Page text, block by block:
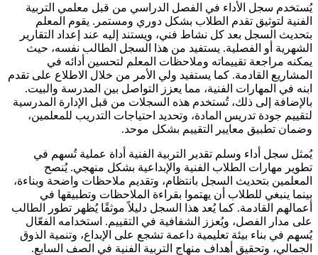
يُستخدم سجل الأداء في الفصل الدراسي من قبل معلمي التربية
الفنية لتوثيق تقدم الطلاب بشكل دوري ومستمر. يقوم المعلم
بتحديث السجل بعد كل نشاط فني، ويستند إليه عند إعداد التقارير
الشهرية أو الفصلية. يستفيد من هذا السجل الطالب نفسه، حيث
يمكنه مراجعة تقييماته وملاحظات المعلم لتحسين أدائه في
المشاريع القادمة. كما يستفيد ولي الأمر من خلال الاطلاع على تقدم
ابنه في المهارات الفنية، مما يعزز التواصل بين المدرسة والبيت.
بالإضافة إلى ذلك، تُستخدم هذه السجلات من قبل الإدارة المدرسية
لتقييم جودة تدريس المادة، وتحديد احتياجات التدريب للمعلمين،
وضمان تطبيق معايير التقييم بشكل موحد.
يُمثل سجل أداء وسلم تقدير التربية الفنية أداة عملية تُسهم في
تطوير مهارات الطلاب الفنية والإبداعية بشكل منهجي. يُنصح
المعلمين بتحديث السجل بانتظام، وتقديم ملاحظات واضحة وبناءة،
بينما ينبغي للطلاب أن يهتموا بقراءة الملاحظات وتطبيقها في
أعمالهم القادمة. كما يُعد هذا السجل دليلاً موثقًا يُظهر تطور الطالب
على مدار الفصل، ويُعزز الشفافية في التقييم. استخدامه الفعّال
يُسهم في بناء بيئة تعليمية داعمة تشجع على الإبداع، وتنمية الذوق
الجمالي، وتحقيق أهداف منهاج التربية الفنية في الصف السابع.